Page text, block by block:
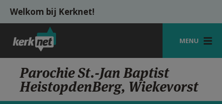
Overslaan en naar de inhoud gaan
Welkom bij Kerknet!
MENU
STARTPAGINA
KERK
Parochie St.-Jan Baptist
HeistopdenBerg, Wiekevorst